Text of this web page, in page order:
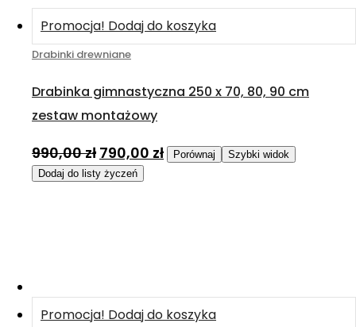
Promocja! Dodaj do koszyka
Drabinki drewniane
Drabinka gimnastyczna 250 x 70, 80, 90 cm
zestaw montażowy
990,00zł 790,00 zł Porównaj
Szybki widok
Dodaj do listy życzeń
Promocja! Dodaj do koszyka